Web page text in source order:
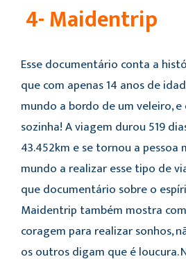
4- Maidentrip
Esse documentário conta a
que com apenas 14 anos de
mundo a bordo de um veleiro,
sozinha! A viagem durou 519
43.452km e se tornou a pessoa
mundo a realizar esse tipo de
que documentário sobre o
Maidentrip também mostra
coragem para realizar sonhos,
os outros digam que é loucura.